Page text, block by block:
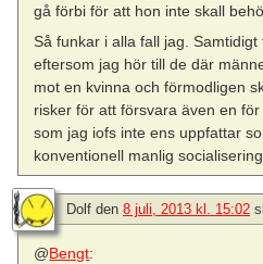
gå förbi för att hon inte skall
Så funkar i alla fall jag.
eftersom jag hör till de där
mot en kvinna och förmodligen
risker för att försvara även en
som jag iofs inte ens uppfattar
konventionell manlig
Dolf den 8 juli, 2013 kl. 15:02
@Bengt: